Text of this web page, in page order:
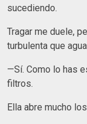
sucediendo.
Tragar me duele,
turbulenta que
—Sí. Como lo has
filtros.
Ella abre mucho